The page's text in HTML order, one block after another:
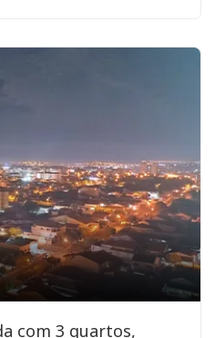
com 3 quartos,